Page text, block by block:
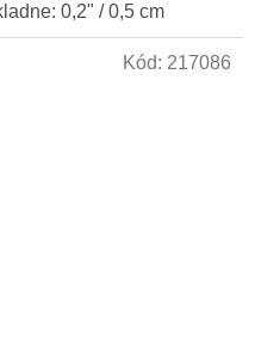
0,2" / 0,5 cm
Kód: 217086